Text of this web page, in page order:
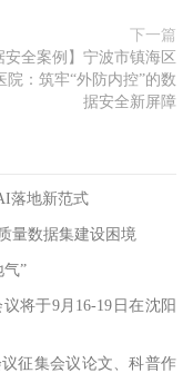
下一篇
安全案例】宁波市镇海区
院：筑牢“外防内控”的数
据安全新屏障
落地新范式
量数据集建设困境
”
将于9月16-19日在沈阳
征集会议论文、科普作